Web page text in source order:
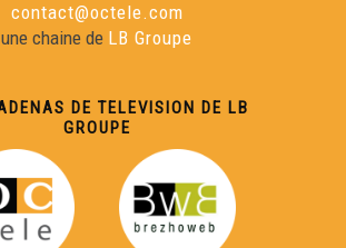
KAY - Macking OFF
gitana
Cavaliè e lo Caporal Bartàs
contact@octele.com
une chaine de LB Groupe
DE TELEVISION DE LB
GROUPE